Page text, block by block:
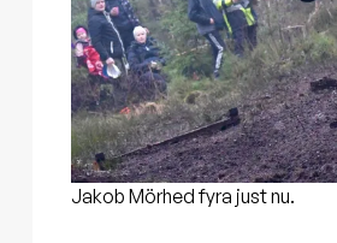
Jakob Mörhed fyra just nu.